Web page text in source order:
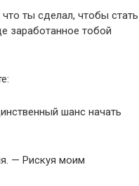
ты сделал, чтобы стать
заработанное тобой
шанс начать
— Рискуя моим